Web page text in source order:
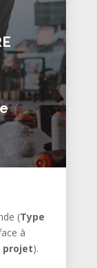
(Type
à
projet).